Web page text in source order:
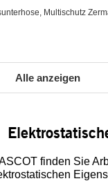
Multischutz
Alle anzeigen
finden Sie